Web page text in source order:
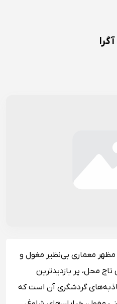
مظهر معماری بی‌نظیر مغول و
محل، پر بازدید‌ترین
گردشگری آن است که